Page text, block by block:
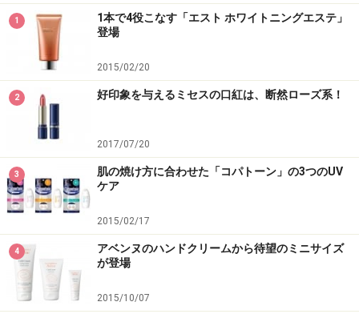
1
1本で4役こなす「エスト ホワイトニングエステ」
登場
2015/02/20
2 好印象を与えるミセスの口紅は、断然ローズ系！
2017/07/20
3
肌の焼け方に合わせた「コパトーン」の3つのUV
ケア
2015/02/17
4
アベンヌのハンドクリームから待望のミニサイズ
が登場
2015/10/07